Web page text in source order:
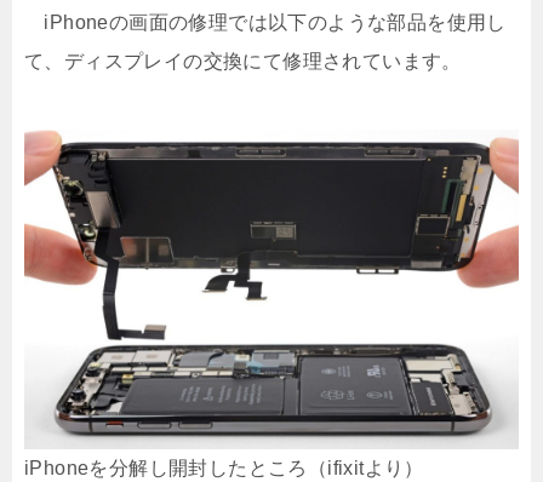
iPhoneの画面の修理では以下のような部品を使用し
て、ディスプレイの交換にて修理されています。
iPhoneを分解し開封したところ（ifixitより）